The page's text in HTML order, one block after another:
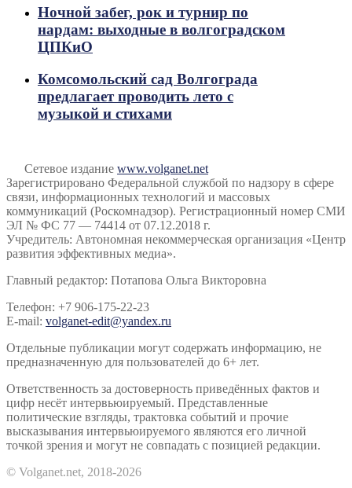
Ночной забег, рок и турнир по
нардам: выходные в волгоградском
ЦПКиО
Комсомольский сад Волгограда
предлагает проводить лето с
музыкой и стихами
Сетевое издание www.volganet.net
Зарегистрировано Федеральной службой по надзору в сфере
связи, информационных технологий и массовых
коммуникаций (Роскомнадзор). Регистрационный номер СМИ
ЭЛ № ФС 77 — 74414 от 07.12.2018 г.
Учредитель: Автономная некоммерческая организация «Центр
развития эффективных медиа».
Главный редактор: Потапова Ольга Викторовна
Телефон: +7 906-175-22-23
E-mail: volganet-edit@yandex.ru
Отдельные публикации могут содержать информацию, не
предназначенную для пользователей до 6+ лет.
Ответственность за достоверность приведённых фактов и
цифр несёт интервьюируемый. Представленные
политические взгляды, трактовка событий и прочие
высказывания интервьюируемого являются его личной
точкой зрения и могут не совпадать с позицией редакции.
© Volganet.net, 2018-2026